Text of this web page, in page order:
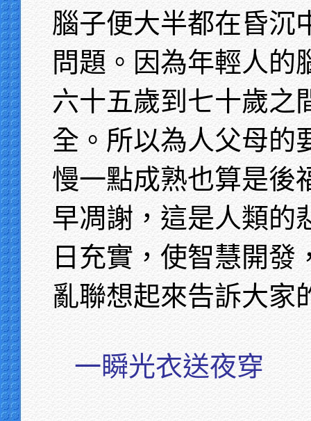
腦子便大半都在昏沉
問題。因為年輕人的
六十五歲到七十歲之
全。所以為人父母的
慢一點成熟也算是後
早凋謝，這是人類的
日充實，使智慧開發
亂聯想起來告訴大家
一瞬光衣送夜穿